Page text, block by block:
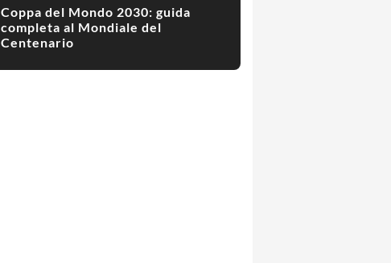
Coppa del Mondo 2030: guida
completa al Mondiale del
Centenario